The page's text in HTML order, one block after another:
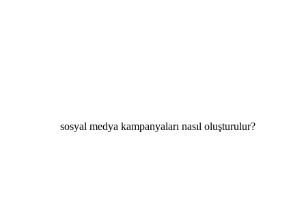
sosyal medya kampanyaları nasıl oluşturulur?